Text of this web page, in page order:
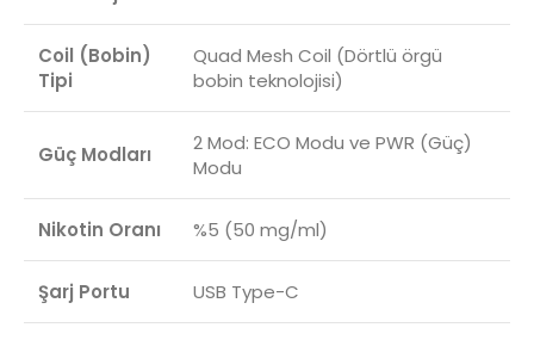
Coil (Bobin)
Tipi
Quad Mesh Coil (Dörtlü örgü
bobin teknolojisi)
Güç Modları
2 Mod: ECO Modu ve PWR (Güç)
Modu
Nikotin Oranı %5 (50 mg/ml)
Şarj Portu USB Type-C